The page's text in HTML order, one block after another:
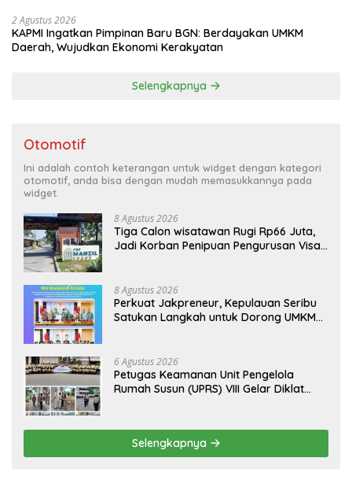
2 Agustus 2026
KAPMI Ingatkan Pimpinan Baru BGN: Berdayakan UMKM
Daerah, Wujudkan Ekonomi Kerakyatan
Selengkapnya
Otomotif
Ini adalah contoh keterangan untuk widget dengan kategori
otomotif, anda bisa dengan mudah memasukkannya pada
widget.
8 Agustus 2026
Tiga Calon wisatawan Rugi Rp66 Juta,
Jadi Korban Penipuan Pengurusan Visa
8 Agustus 2026
Perkuat Jakpreneur, Kepulauan Seribu
Satukan Langkah untuk Dorong UMKM
6 Agustus 2026
Petugas Keamanan Unit Pengelola
Rumah Susun (UPRS) VIII Gelar Diklat
Bhabinkamtibmas Polda Metro Jaya*
Selengkapnya